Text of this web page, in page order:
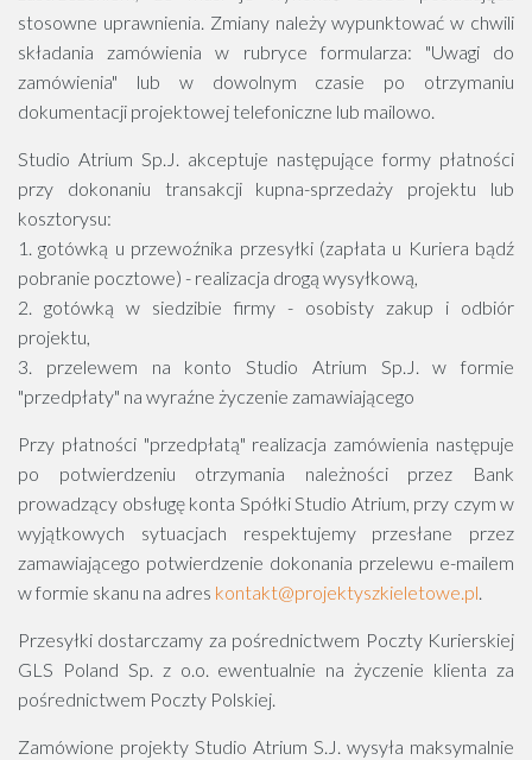
stosowne uprawnienia. Zmiany należy wypunktować w chwili
składania zamówienia w rubryce formularza: "Uwagi do
zamówienia" lub w dowolnym czasie po otrzymaniu
dokumentacji projektowej telefoniczne lub mailowo.
Studio Atrium Sp.J. akceptuje następujące formy płatności
przy dokonaniu transakcji kupna-sprzedaży projektu lub
kosztorysu:
1. gotówką u przewoźnika przesyłki (zapłata u Kuriera bądź
pobranie pocztowe) - realizacja drogą wysyłkową,
2. gotówką w siedzibie firmy - osobisty zakup i odbiór
projektu,
3. przelewem na konto Studio Atrium Sp.J. w formie
"przedpłaty" na wyraźne życzenie zamawiającego
Przy płatności "przedpłatą" realizacja zamówienia następuje
po potwierdzeniu otrzymania należności przez Bank
prowadzący obsługę konta Spółki Studio Atrium, przy czym w
wyjątkowych sytuacjach respektujemy przesłane przez
zamawiającego potwierdzenie dokonania przelewu e-mailem
w formie skanu na adres kontakt@projektyszkieletowe.pl.
Przesyłki dostarczamy za pośrednictwem Poczty Kurierskiej
GLS Poland Sp. z o.o. ewentualnie na życzenie klienta za
pośrednictwem Poczty Polskiej.
Zamówione projekty Studio Atrium S.J. wysyła maksymalnie